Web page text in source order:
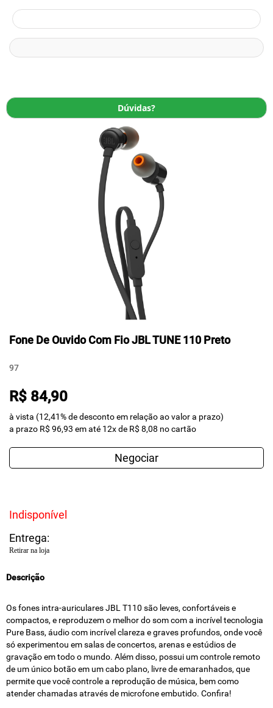
Dúvidas?
Fone De Ouvido Com Fio JBL TUNE 110 Preto
97
R$ 84,90
à vista (12,41% de desconto em relação ao valor a prazo)
a prazo R$ 96,93 em até 12x de R$ 8,08 no cartão
Negociar
Indisponível
Entrega:
Retirar na loja
Descrição
Os fones intra-auriculares JBL T110 são leves, confortáveis e
compactos, e reproduzem o melhor do som com a incrível tecnologia
Pure Bass, áudio com incrível clareza e graves profundos, onde você
só experimentou em salas de concertos, arenas e estúdios de
gravação em todo o mundo. Além disso, possui um controle remoto
de um único botão em um cabo plano, livre de emaranhados, que
permite que você controle a reprodução de música, bem como
atender chamadas através de microfone embutido. Confira!